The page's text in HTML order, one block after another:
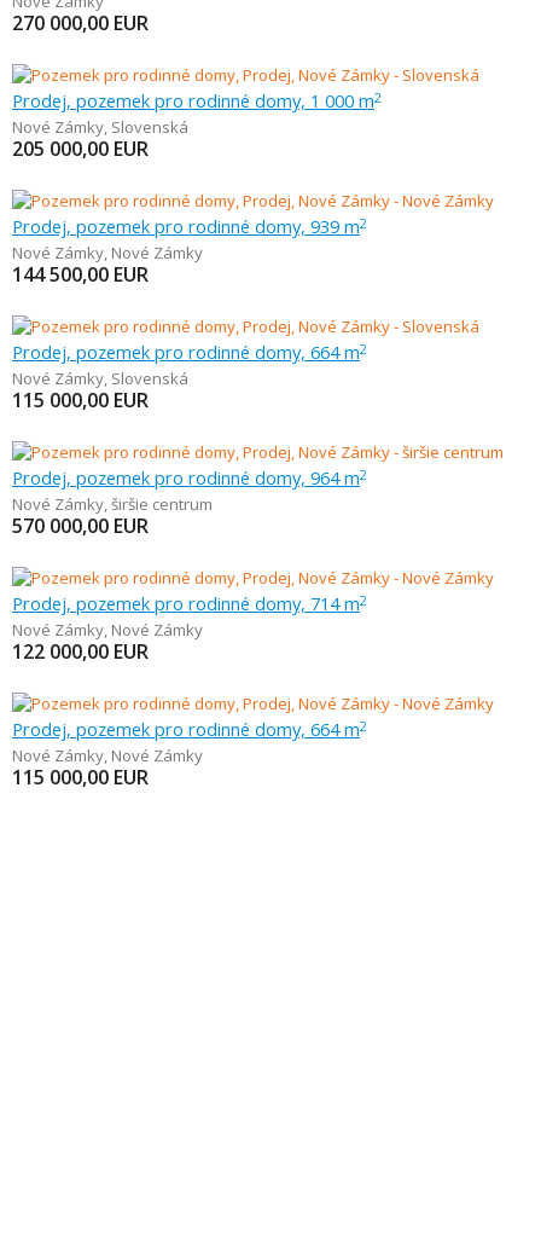
270 000,00 EUR
Prodej, pozemek pro rodinné domy, 1 000 m2
Nové Zámky, Slovenská
205 000,00 EUR
Prodej, pozemek pro rodinné domy, 939 m2
Nové Zámky, Nové Zámky
144 500,00 EUR
Prodej, pozemek pro rodinné domy, 664 m2
Nové Zámky, Slovenská
115 000,00 EUR
Prodej, pozemek pro rodinné domy, 964 m2
Nové Zámky,širšie centrum
570 000,00 EUR
Prodej, pozemek pro rodinné domy, 714 m2
Nové Zámky, Nové Zámky
122 000,00 EUR
Prodej, pozemek pro rodinné domy, 664 m2
Nové Zámky, Nové Zámky
115 000,00 EUR